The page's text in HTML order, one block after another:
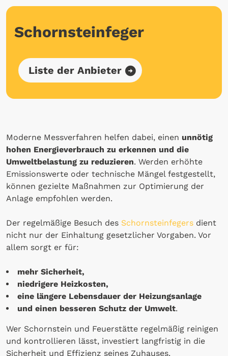
Schornsteinfeger
Liste der Anbieter
Moderne Messverfahren helfen dabei, einen unnötig
hohen Energieverbrauch zu erkennen und die
Umweltbelastung zu reduzieren. Werden erhöhte
Emissionswerte oder technische Mängel festgestellt,
können gezielte Maßnahmen zur Optimierung der
Anlage empfohlen werden.
Der regelmäßige Besuch des Schornsteinfegers dient
nicht nur der Einhaltung gesetzlicher Vorgaben. Vor
allem sorgt er für:
mehr Sicherheit,
niedrigere Heizkosten,
eine längere Lebensdauer der Heizungsanlage
und einen besseren Schutz der Umwelt.
Wer Schornstein und Feuerstätte regelmäßig reinigen
und kontrollieren lässt, investiert langfristig in die
Sicherheit und Effizienz seines Zuhauses.